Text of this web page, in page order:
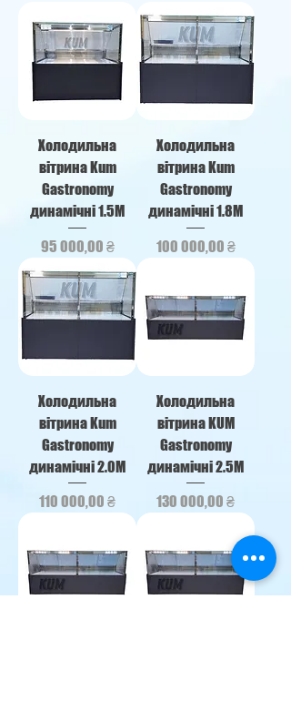
Холодильна
вітрина Kum
Gastronomy
динамічні 1.5М
Ціна
95 000,00 ₴
Холодильна
вітрина Kum
Gastronomy
динамічні 1.8М
Ціна
100 000,00 ₴
Холодильна
вітрина Kum
Gastronomy
динамічні 2.0М
Ціна
110 000,00 ₴
Холодильна
вітрина KUM
Gastronomy
динамічні 2.5М
Ціна
130 000,00 ₴